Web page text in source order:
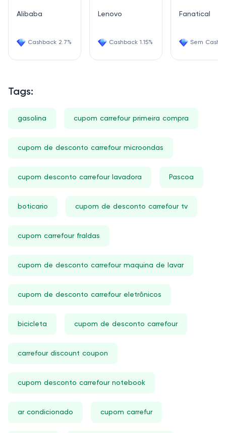
Alibaba
Cashback 2.7%
Lenovo
Cashback 1.15%
Fanatical
Sem
Tags:
gasolina cupom carrefour primeira compra
cupom de desconto carrefour microondas
cupom desconto carrefour lavadora Pascoa
boticario cupom de desconto carrefour tv
cupom carrefour fraldas
cupom de desconto carrefour maquina de lavar
cupom de desconto carrefour eletrônicos
bicicleta cupom de desconto carrefour
carrefour discount coupon
cupom desconto carrefour notebook
ar condicionado cupom carrefur